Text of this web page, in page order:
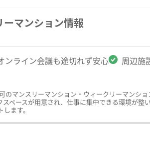
マンション情報
ンライン会議も途切れず安心 周辺施
マンスリーマンション・ウィークリーマンシ
ペースが用意され、仕事に集中できる環境が整
ます。